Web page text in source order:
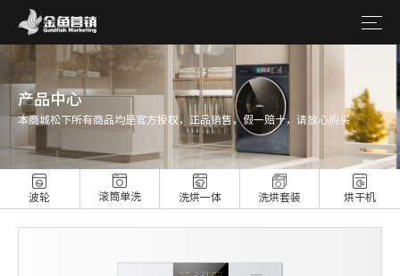
产品中心
本商城松下所有商品均是官方授权，正品销售，假一赔十，请放心购买
波轮 滚筒单洗 洗烘一体 洗烘套装 烘干机